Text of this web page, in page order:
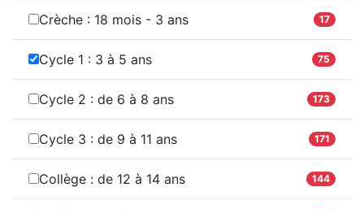
Crèche : 18 mois - 3 ans 17
Cycle 1 : 3 à 5 ans 75
Cycle 2 : de 6 à 8 ans 173
Cycle 3 : de 9 à 11 ans 171
Collège : de 12 à 14 ans 144